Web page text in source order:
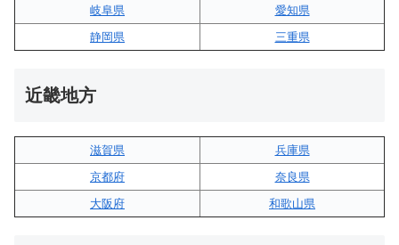
岐阜県
愛知県
静岡県
三重県
近畿地方
滋賀県
兵庫県
京都府
奈良県
大阪府
和歌山県